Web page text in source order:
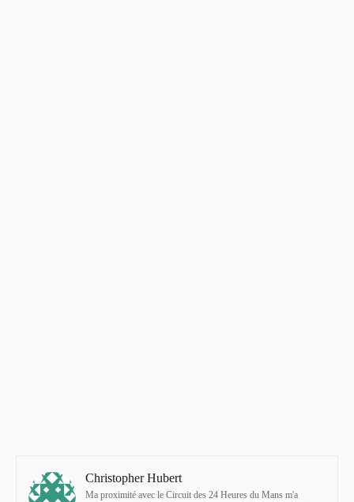
Christopher Hubert
Ma proximité avec le Circuit des 24 Heures du Mans m'a